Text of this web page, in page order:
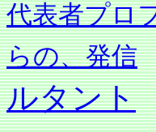
代表者プロ
らの、発信
ルタント